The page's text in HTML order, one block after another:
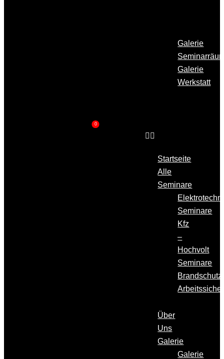
0
Galerie
Galerie
Werkstatt
Startseite
Alle
Seminare
Seminare
Kfz
–
Hochvolt
Seminare
Über
Uns
Galerie
Galerie